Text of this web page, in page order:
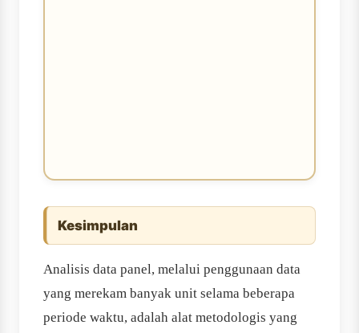
Kesimpulan
Analisis data panel, melalui penggunaan data
yang merekam banyak unit selama beberapa
periode waktu, adalah alat metodologis yang